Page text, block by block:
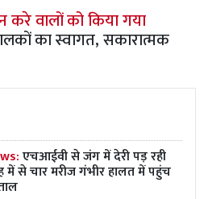
करे वालों को किया गया
का स्वागत, सकारात्मक
एचआईवी से जंग में देरी पड़ रही
में से चार मरीज गंभीर हालत में पहुंच